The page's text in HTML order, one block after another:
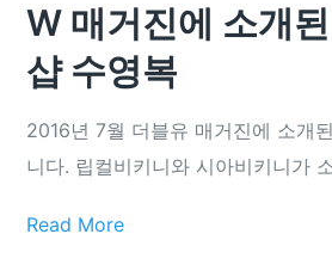
W 매거진에 소개
샵 수영복
2016년 7월 더블유 매거진에 소개
니다. 립컬비키니와 시아비키니가
Read More